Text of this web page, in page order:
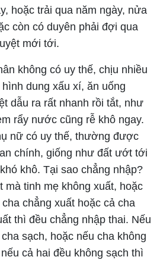
hoặc trải qua năm ngày, nửa
còn có duyên phải đợi qua
mới tới.
không có uy thế, chịu nhiều
dung xấu xí, ăn uống
dẫu ra rất nhanh rồi tắt, như
rẩy nước cũng rễ khô ngay.
nữ có uy thế, thường được
chính, giống như đất ướt tới
khô. Tại sao chẳng nhập?
mà tinh mẹ không xuất, hoặc
chẳng xuất hoặc cả cha
thì đều chẳng nhập thai. Nếu
sạch, hoặc nếu cha không
cả hai đều không sạch thì